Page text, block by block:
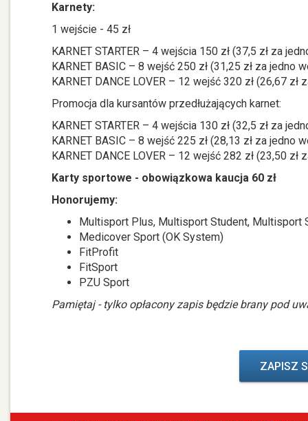
Karnety:
1 wejście - 45 zł
KARNET STARTER – 4 wejścia 150 zł (37,5 zł za
KARNET BASIC – 8 wejść 250 zł (31,25 zł za jedno
KARNET DANCE LOVER – 12 wejść 320 zł (26,67 zł
Promocja dla kursantów przedłużających karnet:
KARNET STARTER – 4 wejścia 130 zł (32,5 zł za
KARNET BASIC – 8 wejść 225 zł (28,13 zł za jedno
KARNET DANCE LOVER – 12 wejść 282 zł (23,50 zł
Karty sportowe - obowiązkowa kaucja 60 zł
Honorujemy:
Multisport Plus, Multisport Student,
Medicover Sport (OK System)
FitProfit
FitSport
PZU Sport
Pamiętaj - tylko opłacony zapis będzie brany pod
ZAPISZ